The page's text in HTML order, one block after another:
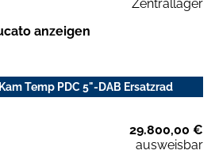
Zentrallager
anzeigen
Temp PDC 5"-DAB Ersatzrad
29.800,00 €
ausweisbar